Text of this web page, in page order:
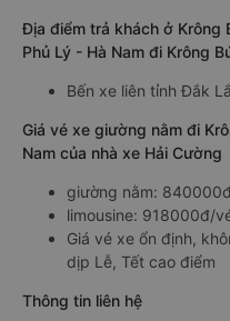
Địa điểm trả khách ở Krông
Phủ Lý - Hà Nam đi Krông
Bến xe liên tỉnh Đắk
Giá vé xe giường nằm đi
Nam của nhà xe Hải Cường
giường nằm:
limousine: 918000đ/
Giá vé xe ổn định,
dịp Lễ, Tết cao điểm
Thông tin liên hệ